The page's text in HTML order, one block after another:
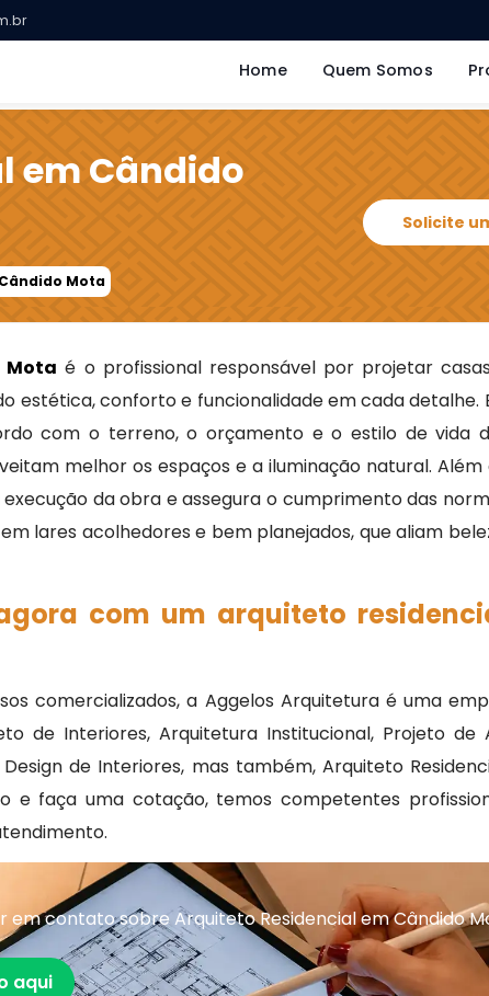
Home Quem Somos
em Cândido
Mota
Solicite
Mota é o profissional responsável por projetar
estética, conforto e funcionalidade em cada detalhe.
com o terreno, o orçamento e o estilo de vida
melhor os espaços e a iluminação natural. Além
da obra e assegura o cumprimento das
lares acolhedores e bem planejados, que aliam
com um arquiteto
comercializados, a Aggelos Arquitetura é uma
de Interiores, Arquitetura Institucional, Projeto
de Interiores, mas também, Arquiteto
e faça uma cotação, temos competentes
contato sobre Arquiteto Residencial em Cândido
aqui